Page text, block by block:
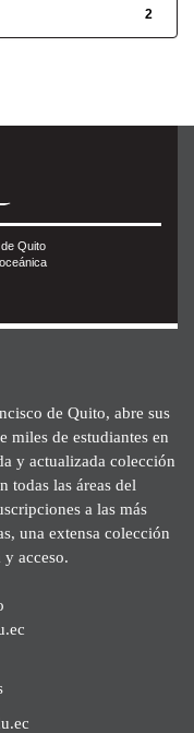
2
Quito
de Quito, abre sus
miles de estudiantes en
y actualizada colección
todas las áreas del
a las más
una extensa colección
acceso.